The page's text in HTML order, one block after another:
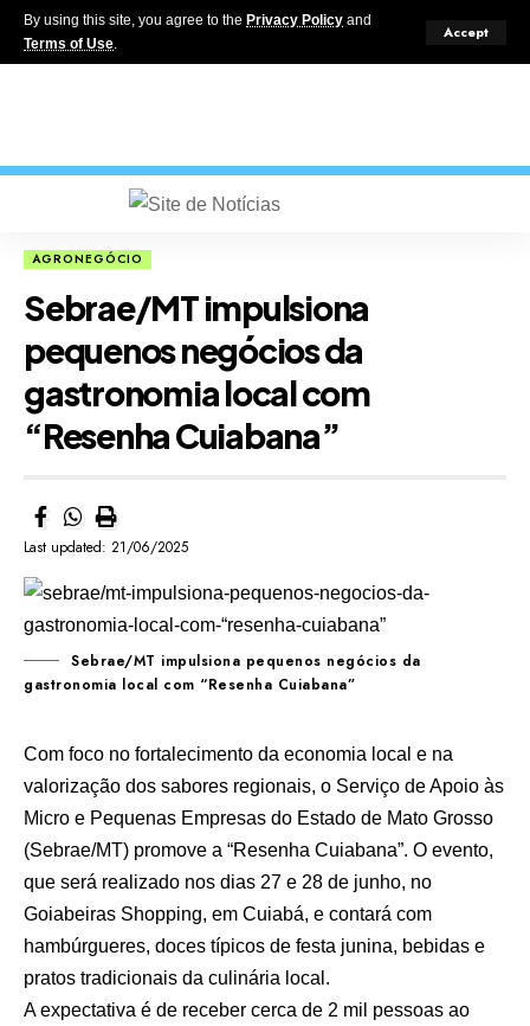
By using this site, you agree to the Privacy Policy and
Terms of Use.
Accept
AGRONEGÓCIO
Sebrae/MT impulsiona
pequenos negócios da
gastronomia local com
“Resenha Cuiabana”
Last updated: 21/06/2025
Sebrae/MT impulsiona pequenos negócios da
gastronomia local com “Resenha Cuiabana”
Com foco no fortalecimento da economia local e na
valorização dos sabores regionais, o Serviço de Apoio às
Micro e Pequenas Empresas do Estado de Mato Grosso
(Sebrae/MT) promove a “Resenha Cuiabana”. O evento,
que será realizado nos dias 27 e 28 de junho, no
Goiabeiras Shopping, em Cuiabá, e contará com
hambúrgueres, doces típicos de festa junina, bebidas e
pratos tradicionais da culinária local.
A expectativa é de receber cerca de 2 mil pessoas ao